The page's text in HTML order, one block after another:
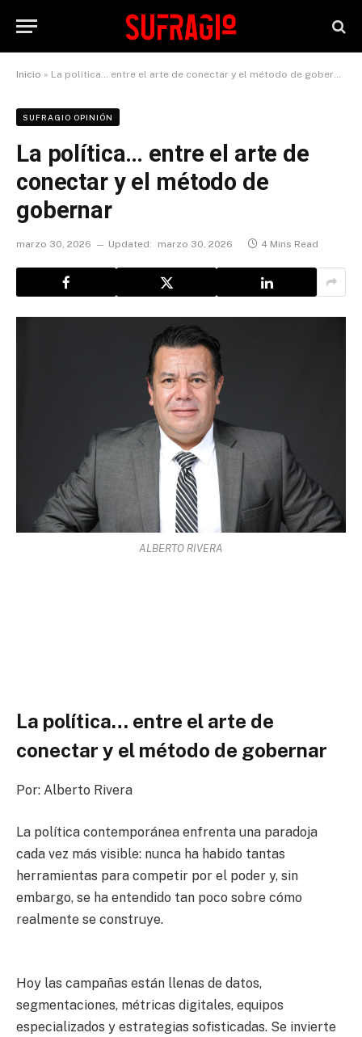
Inicio » La política… entre el arte de conectar y el método de gobernar
SUFRAGIO OPINIÓN
La política… entre el arte de
conectar y el método de
gobernar
marzo 30, 2026 Updated: marzo 30, 2026 4 Mins Read
ALBERTO RIVERA
La política… entre el arte de
conectar y el método de gobernar
Por: Alberto Rivera
La política contemporánea enfrenta una paradoja
cada vez más visible: nunca ha habido tantas
herramientas para competir por el poder y, sin
embargo, se ha entendido tan poco sobre cómo
realmente se construye.
Hoy las campañas están llenas de datos,
segmentaciones, métricas digitales, equipos
especializados y estrategias sofisticadas. Se invierte